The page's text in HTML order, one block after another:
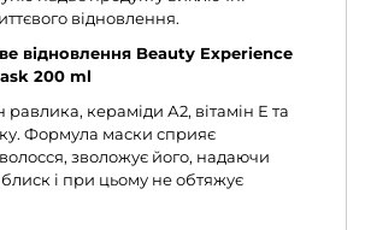
відновлення.
відновлення Beauty Experience
200 ml
равлика, кераміди А2, вітамін Е та
Формула маски сприяє
зволожує його, надаючи
і при цьому не обтяжує